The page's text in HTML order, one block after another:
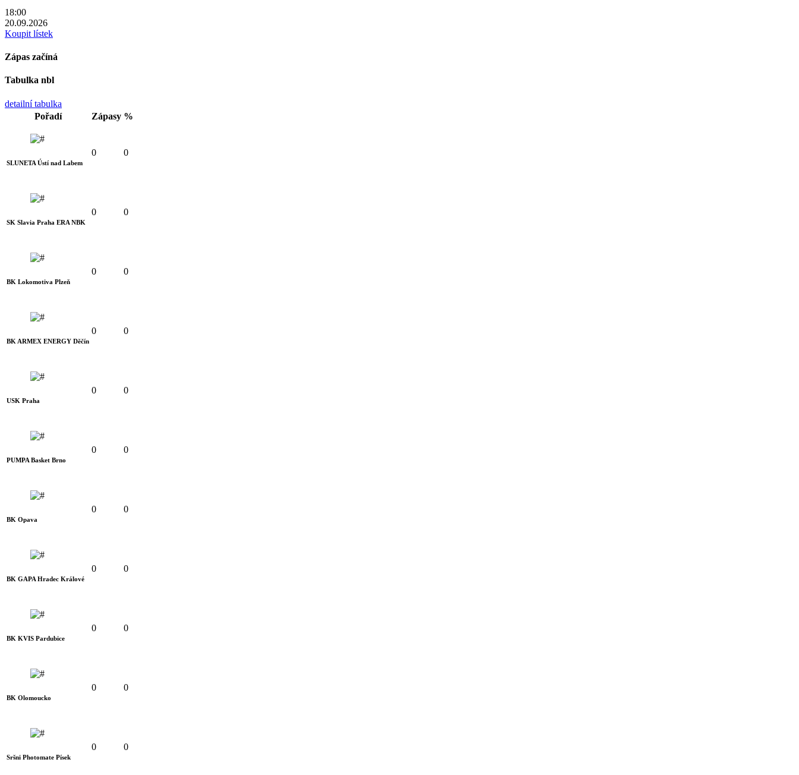
18:00
20.09.2026
Koupit lístek
Zápas začíná
Tabulka nbl
detailní tabulka
Pořadí
Zápasy %
SLUNETA Ústí nad Labem
0 0
SK Slavia Praha ERA NBK
0 0
BK Lokomotiva Plzeň
0 0
BK ARMEX ENERGY Děčín
0 0
USK Praha
0 0
PUMPA Basket Brno
0 0
BK Opava
0 0
BK GAPA Hradec Králové
0 0
BK KVIS Pardubice
0 0
BK Olomoucko
0 0
Sršni Photomate Písek
0 0